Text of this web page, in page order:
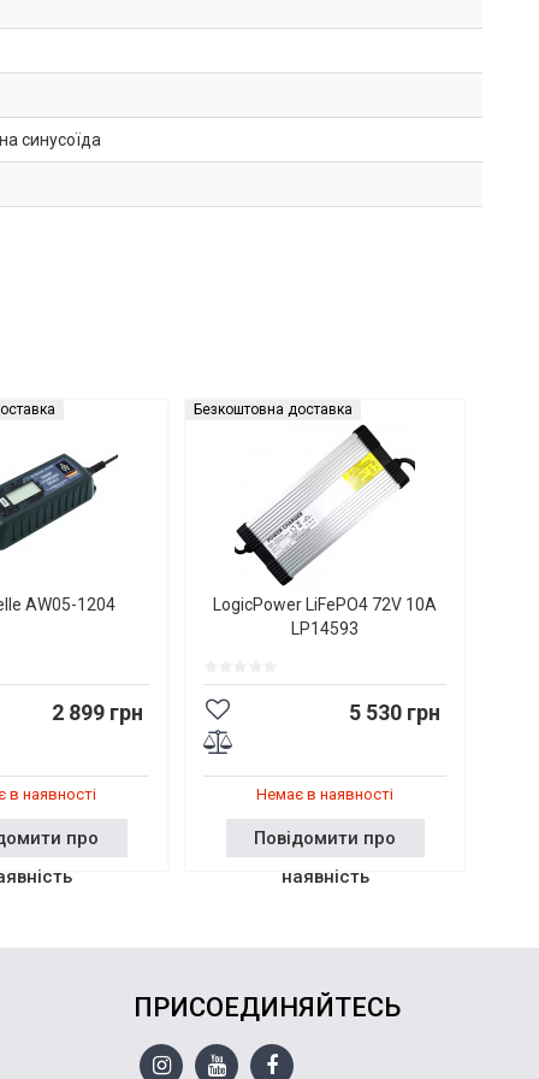
синусоїда
AW05-1204
2 899 грн
в наявності
про
Безкоштовна доставка
LogicPower LiFePO4 72V 10A
LP14593
5 530 грн
Немає в наявності
Повідомити про
наявність
ПРИСОЕДИНЯЙТЕСЬ